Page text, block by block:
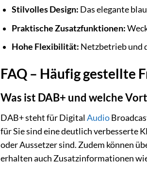
Stilvolles Design: Das elegante
Praktische Zusatzfunktionen:
Hohe Flexibilität: Netzbetrieb und
FAQ – Häufig gestellte
Was ist DAB+ und welche
DAB+ steht für DigitalAudio
für Sie sind eine deutlich verbesserte
oder Aussetzer sind. Zudem können
erhalten auch Zusatzinformationen